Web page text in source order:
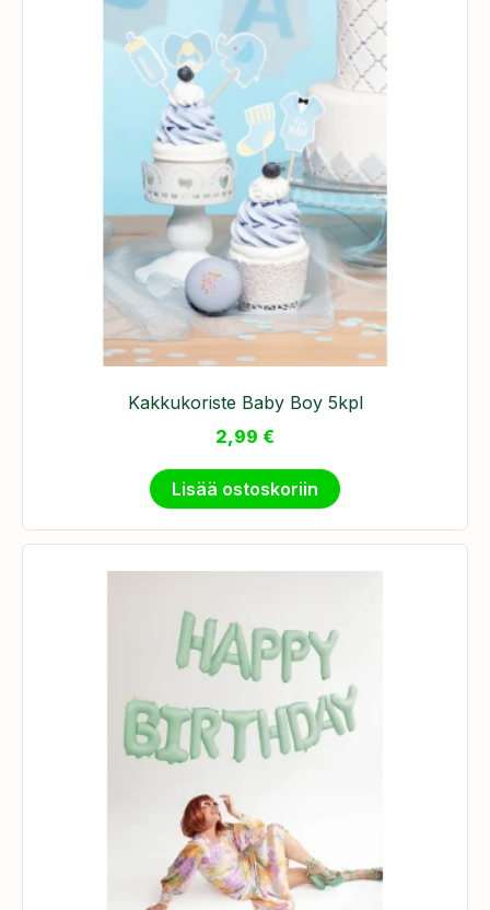
Kakkukoriste Baby Boy 5kpl
2,99 €
Lisää ostoskoriin